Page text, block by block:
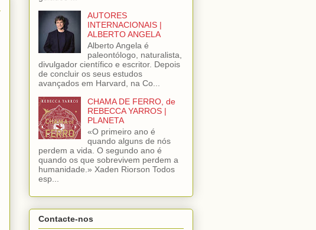
AUTORES
INTERNACIONAIS |
ALBERTO ANGELA
Alberto Angela é
paleontólogo, naturalista,
divulgador científico e escritor. Depois
de concluir os seus estudos
avançados em Harvard, na Co...
CHAMA DE FERRO, de
REBECCA YARROS |
PLANETA
«O primeiro ano é
quando alguns de nós
perdem a vida. O segundo ano é
quando os que sobrevivem perdem a
humanidade.» Xaden Riorson Todos
esp...
Contacte-nos